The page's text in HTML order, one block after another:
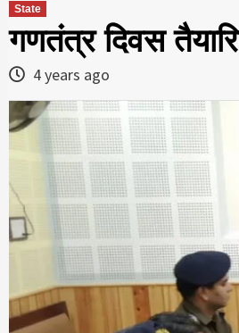
State
गणतंत्र दिवस
4 years ago